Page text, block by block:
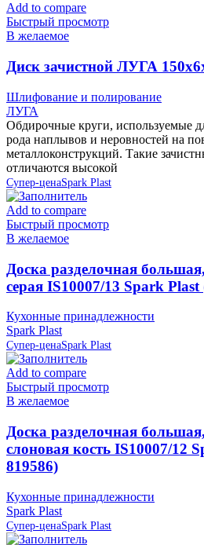
Add to compare
Быстрый просмотр
В желаемое
Диск зачистной ЛУГА
Шлифование и полирование
ЛУГА
Обдирочные круги, используемые
рода наплывов и неровностей на
металлоконструкций. Такие
отличаются высокой
Супер-ценаSpark Plast
Add to compare
Быстрый просмотр
В желаемое
Доска разделочная
серая IS10007/13 Spark
Кухонные принадлежности
Spark Plast
Супер-ценаSpark Plast
Add to compare
Быстрый просмотр
В желаемое
Доска разделочная
слоновая кость IS10007/12
819586)
Кухонные принадлежности
Spark Plast
Супер-ценаSpark Plast